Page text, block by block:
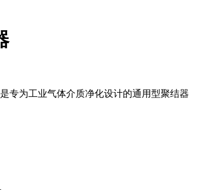
专为工业气体介质净化设计的通用型聚结器